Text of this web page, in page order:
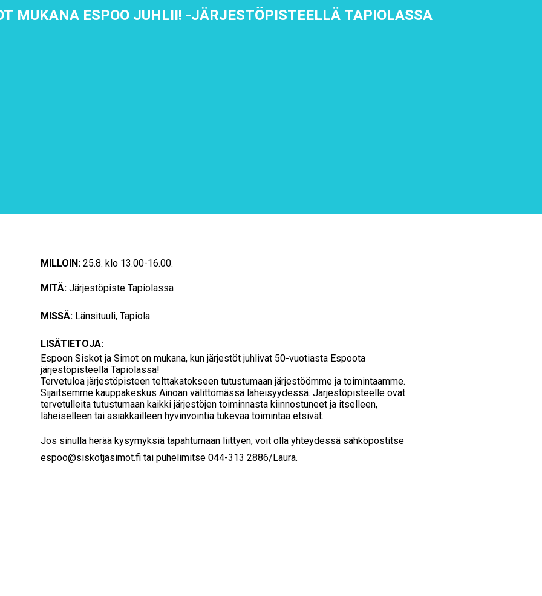
MUKANA ESPOO JUHLII! -JÄRJESTÖPISTEELLÄ TAPIOLASSA
MILLOIN: 25.8. klo 13.00-16.00.
MITÄ: Järjestöpiste Tapiolassa
MISSÄ: Länsituuli, Tapiola
LISÄTIETOJA:
Espoon Siskot ja Simot on mukana, kun järjestöt juhlivat 50-vuotiasta Espoota
järjestöpisteellä Tapiolassa!
Tervetuloa järjestöpisteen telttakatokseen tutustumaan järjestöömme ja toimintaamme.
Sijaitsemme kauppakeskus Ainoan välittömässä läheisyydessä. Järjestöpisteelle ovat
tervetulleita tutustumaan kaikki järjestöjen toiminnasta kiinnostuneet ja itselleen,
läheiselleen tai asiakkailleen hyvinvointia tukevaa toimintaa etsivät.
Jos sinulla herää kysymyksiä tapahtumaan liittyen, voit olla yhteydessä sähköpostitse
espoo@siskotjasimot.fi tai puhelimitse 044-313 2886/Laura.